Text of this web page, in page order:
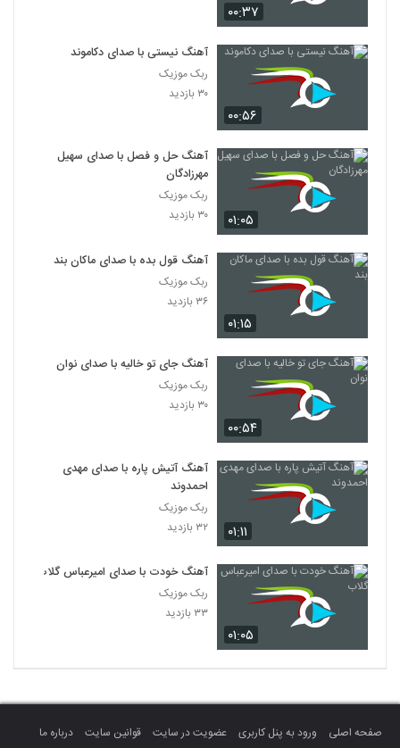
۰۰:۳۷
۰۰:۵۶
آهنگ نیستی با صدای دکاموند
ربک موزیک
۳۰ بازدید
۰۱:۰۵
آهنگ حل و فصل با صدای سهیل
مهرزادگان
ربک موزیک
۳۰ بازدید
۰۱:۱۵
آهنگ قول بده با صدای ماکان بند
ربک موزیک
۳۶ بازدید
۰۰:۵۴
آهنگ جای تو خالیه با صدای نوان
ربک موزیک
۳۰ بازدید
۰۱:۱۱
آهنگ آتیش پاره با صدای مهدی
احمدوند
ربک موزیک
۳۲ بازدید
۰۱:۰۵
آهنگ خودت با صدای امیرعباس گلاب
ربک موزیک
۳۳ بازدید
صفحه اصلی ورود به پنل کاربری عضویت در سایت قوانین سایت
درباره ما